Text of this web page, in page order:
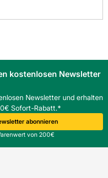
kostenlosen Newsletter
Newsletter und erhalten
Sofort-Rabatt.*
abonnieren
von 200€